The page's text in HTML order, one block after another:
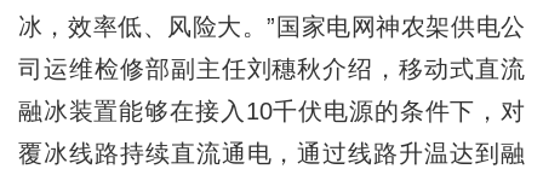
冰，效率低、风险大。”国家电网神农架供电公
司运维检修部副主任刘穗秋介绍，移动式直流
融冰装置能够在接入10千伏电源的条件下，对
覆冰线路持续直流通电，通过线路升温达到融